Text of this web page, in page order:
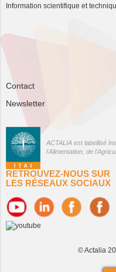
Information scientifique et
Contact
Newsletter
ACTALIA est labellisé
l'Alimentation, de
RETROUVEZ-NOUS SUR
LES RÉSEAUX SOCIAUX
© Actalia